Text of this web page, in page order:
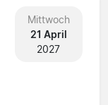
Mittwoch
21 April
2027